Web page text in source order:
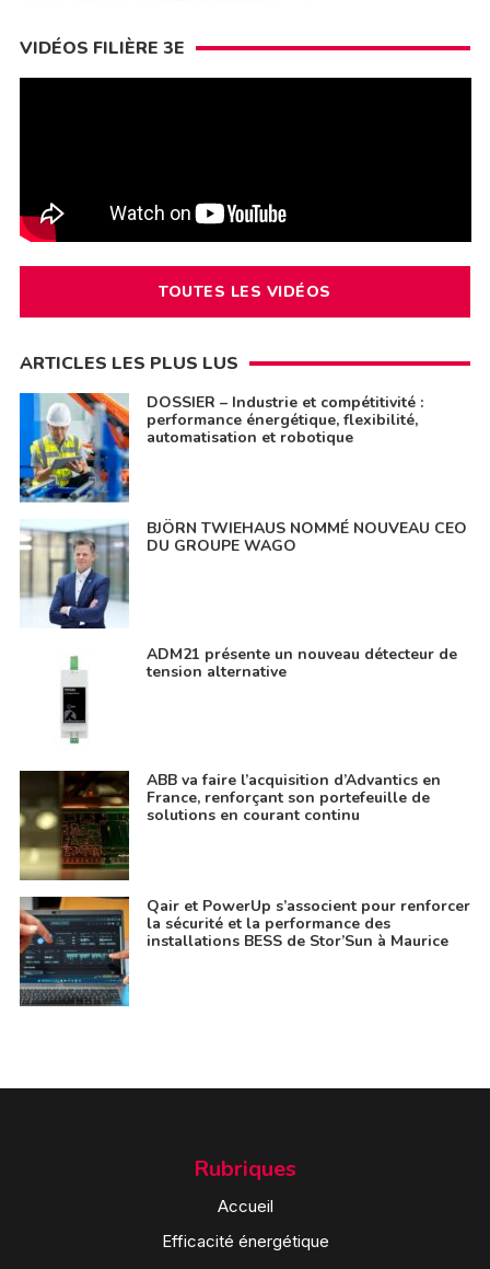
VIDÉOS FILIÈRE 3E
TOUTES LES VIDÉOS
ARTICLES LES PLUS LUS
DOSSIER – Industrie et compétitivité :
performance énergétique, flexibilité,
automatisation et robotique
BJÖRN TWIEHAUS NOMMÉ NOUVEAU CEO
DU GROUPE WAGO
ADM21 présente un nouveau détecteur de
tension alternative
ABB va faire l’acquisition d’Advantics en
France, renforçant son portefeuille de
solutions en courant continu
Qair et PowerUp s’associent pour renforcer
la sécurité et la performance des
installations BESS de Stor’Sun à Maurice
Rubriques
Accueil
Efficacité énergétique